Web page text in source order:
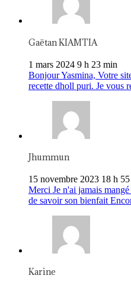
Gaëtan KIAMTIA
1 mars 2024 9 h 23 min
Bonjour Yasmina, Votre
recette dholl puri. Je vous
Jhummun
15 novembre 2023 18 h
Merci Je n'ai jamais
de savoir son bienfait
Karine